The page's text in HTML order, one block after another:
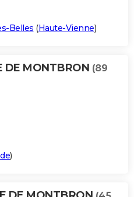
Belles (Haute-Vienne)
DE MONTBRON (89
)